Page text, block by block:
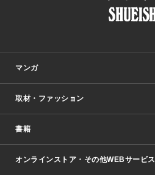
マンガ
少年マンガ
Vジャンプ
週刊ヤングジャンプ
少女マンガ
取材・ファッション
Seventeen
芸能・情報・スポーツ
書籍
文芸・文庫・総合
オンラインストア・その他WEBサービス